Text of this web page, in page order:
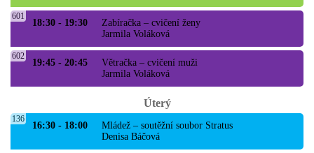
18:30 - 19:30
601
Zabíračka – cvičení ženy
Jarmila Voláková
19:45 - 20:45
602
Větračka – cvičení muži
Jarmila Voláková
Úterý
16:30 - 18:00
136
Mládež – soutěžní soubor Stratus
Denisa Báčová